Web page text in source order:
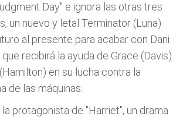
Day" e ignora las otras tres
un nuevo y letal Terminator (Luna)
al presente para acabar con Dani
recibirá la ayuda de Grace (Davis)
en su lucha contra la
de las máquinas.
la protagonista de "Harriet", un drama